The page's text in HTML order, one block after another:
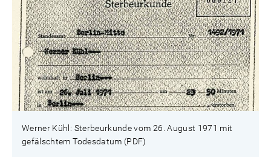
Werner Kühl: Sterbeurkunde vom 26. August 1971 mit
gefälschtem Todesdatum (PDF)